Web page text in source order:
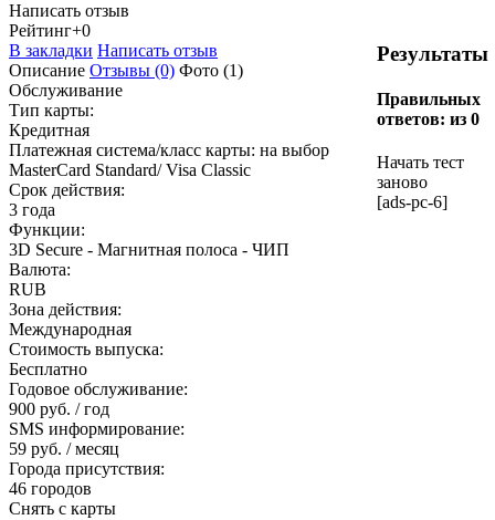
Написать отзыв
Результаты
Правильных
ответов: из 0
Начать тест
заново
[ads-pc-6]
Рейтинг+0
В закладки Написать отзыв
Описание Отзывы (0) Фото (1)
Обслуживание
Тип карты:
Кредитная
Платежная система/класс карты: на выбор
MasterCard Standard/ Visa Classic
Срок действия:
3 года
Функции:
3D Secure - Магнитная полоса - ЧИП
Валюта:
RUB
Зона действия:
Международная
Стоимость выпуска:
Бесплатно
Годовое обслуживание:
900 руб. / год
SMS информирование:
59 руб. / месяц
Города присутствия:
46 городов
Снять с карты